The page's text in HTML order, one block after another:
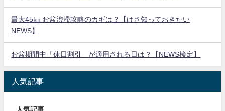
最大45㎞ お盆渋滞攻略のカギは？【けさ知っておきたい
NEWS】
お盆期間中「休日割引」が適用される日は？【NEWS検定】
人気記事
人気記事